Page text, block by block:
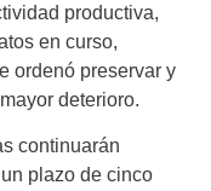
productiva,
en curso,
ordenó preservar y
deterioro.
continuarán
plazo de cinco